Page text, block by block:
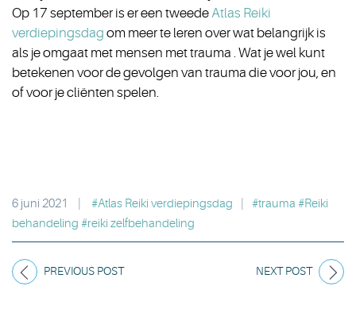
Op 17 september is er een tweede Atlas Reiki
verdiepingsdag om meer te leren over wat belangrijk is
als je omgaat met mensen met trauma . Wat je wel kunt
betekenen voor de gevolgen van trauma die voor jou, en
of voor je cliënten spelen.
6 juni 2021 #Atlas Reiki verdiepingsdag
#trauma #Reiki
behandeling #reiki zelfbehandeling
PREVIOUS POST NEXT POST